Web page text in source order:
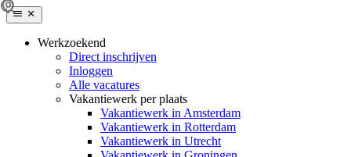
Werkzoekend
Direct inschrijven
Inloggen
Alle vacatures
Vakantiewerk per plaats
Vakantiewerk in Amsterdam
Vakantiewerk in Rotterdam
Vakantiewerk in Utrecht